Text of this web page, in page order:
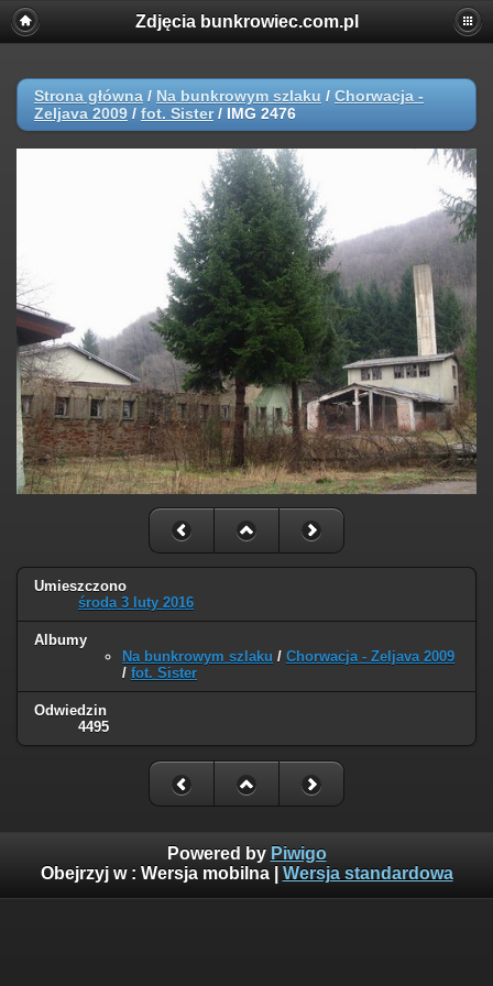
Zdjęcia bunkrowiec.com.pl
Strona główna / Na bunkrowym szlaku / Chorwacja -
Zeljava 2009 / fot. Sister/ IMG 2476
Umieszczono
środa 3 luty 2016
Albumy
Na bunkrowym szlaku / Chorwacja - Zeljava 2009
/ fot. Sister
Odwiedzin
4495
Powered by Piwigo
Obejrzyj w : Wersja mobilna| Wersja standardowa